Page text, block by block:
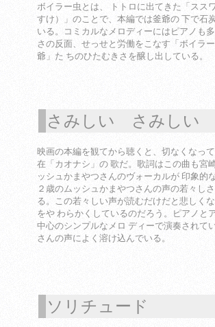
ボイラー虫とは、 トトロに出てきた「スス
すけ）」のことで、本編では釜爺の 下で石
いる。コミカルなメロディーにはピアノも
さの反面、せっせと労働をこなす「ボイラ
爺」た ちのひたむきさを醸し出している。
さみしい さみしい
映画の本編を観てから聴くと、切なくなっ
在「カオナシ」の 歌だ。歌詞はこの曲も宮
ッシュかまやつさんのヴォーカルが 印象的
２歳のムッシュかまやつさんの声の若々し
る。この若々しい声が読むだけだと悲しく
をや わらかくしているのだろう。ピアノと
中心のシンプルなメロ ディーで演奏されて
さんの声によく溶け込んでいる。
ソリチュード